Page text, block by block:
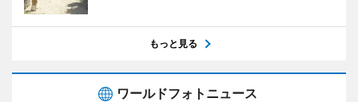
もっと見る
ワールドフォトニュース